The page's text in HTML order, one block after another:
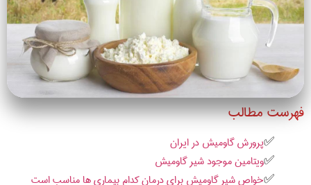
فهرست مطالب
پرورش گاومیش در ایران
ویتامین موجود شیر گاومیش
خواص شیر گاومیش برای درمان کدام بیماری ها مناسب است